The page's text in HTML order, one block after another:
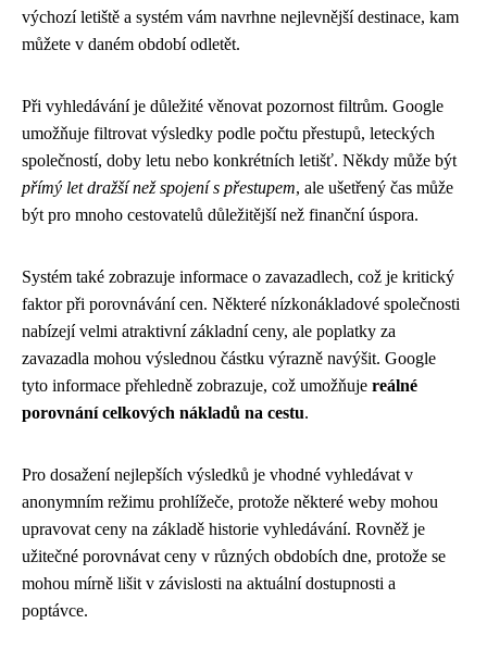
výchozí letiště a systém vám navrhne nejlevnější destinace, kam
můžete v daném období odletět.
Při vyhledávání je důležité věnovat pozornost filtrům. Google
umožňuje filtrovat výsledky podle počtu přestupů, leteckých
společností, doby letu nebo konkrétních letišť. Někdy může být
přímý let dražší než spojení s přestupem, ale ušetřený čas může
být pro mnoho cestovatelů důležitější než finanční úspora.
Systém také zobrazuje informace o zavazadlech, což je kritický
faktor při porovnávání cen. Některé nízkonákladové společnosti
nabízejí velmi atraktivní základní ceny, ale poplatky za
zavazadla mohou výslednou částku výrazně navýšit. Google
tyto informace přehledně zobrazuje, což umožňuje reálné
porovnání celkových nákladů na cestu.
Pro dosažení nejlepších výsledků je vhodné vyhledávat v
anonymním režimu prohlížeče, protože některé weby mohou
upravovat ceny na základě historie vyhledávání. Rovněž je
užitečné porovnávat ceny v různých obdobích dne, protože se
mohou mírně lišit v závislosti na aktuální dostupnosti a
poptávce.